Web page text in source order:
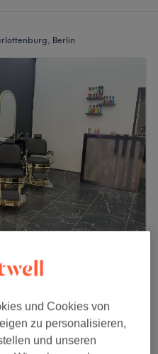
Berlin
25 €
und Cookies von
zu personalisieren,
und unseren